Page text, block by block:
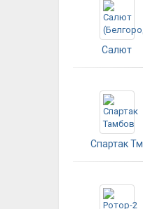
Салют
Спартак Тм